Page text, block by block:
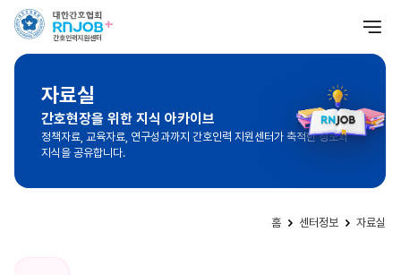
자료실
간호현장을 위한 지식 아카이브
정책자료, 교육자료, 연구성과까지 간호인력 지원센터가 축적한 정보와
지식을 공유합니다.
홈 센터정보 자료실